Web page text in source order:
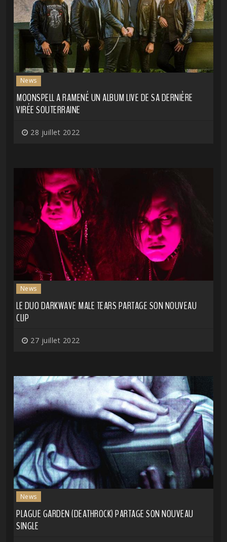
News
MOONSPELL A RAMENÉ UN ALBUM LIVE DE SA DERNIÈRE
VIRÉE SOUTERRAINE
28 juillet 2022
News
LE DUO DARKWAVE MALE TEARS PARTAGE SON NOUVEAU
CLIP
27 juillet 2022
News
PLAGUE GARDEN (DEATHROCK) PARTAGE SON NOUVEAU
SINGLE